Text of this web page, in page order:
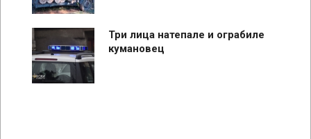
Три лица натепале и ограбиле
кумановец